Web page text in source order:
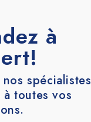
à
spécialistes
toutes vos